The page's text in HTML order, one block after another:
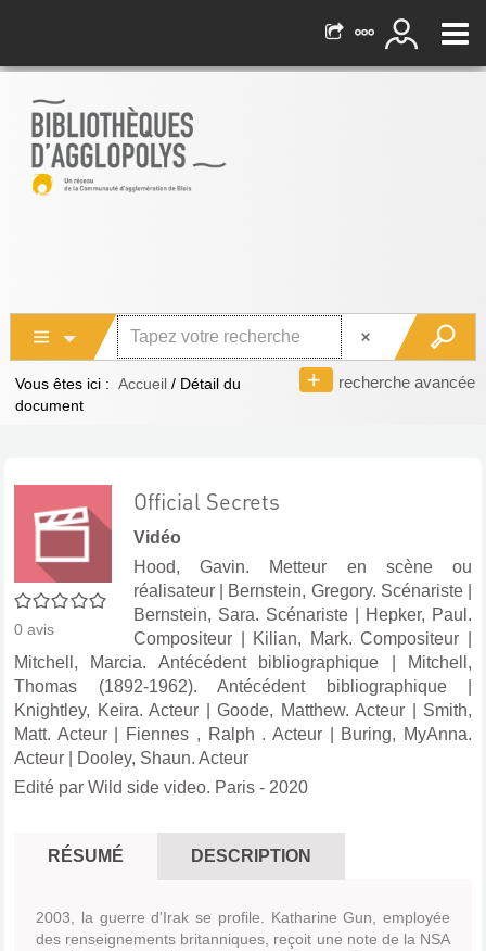
recherche avancée
Vous êtes ici : Accueil / Détail du
document
0/5
0 avis
Official Secrets
Vidéo
Hood, Gavin. Metteur en scène ou
réalisateur
Bernstein, Gregory. Scénariste|
Bernstein, Sara. Scénariste
Hepker, Paul.
Compositeur
Kilian, Mark. Compositeur
Mitchell, Marcia. Antécédent bibliographique
Mitchell,
Thomas (1892-1962). Antécédent bibliographique|
Knightley, Keira. Acteur
Goode, Matthew. Acteur
Smith,
Matt. Acteur| Fiennes , Ralph . Acteur| Buring, MyAnna.
Acteur
Dooley, Shaun. Acteur
Edité par Wild side video. Paris - 2020
RÉSUMÉ DESCRIPTION
2003, la guerre d'Irak se profile. Katharine Gun, employée
des renseignements britanniques, reçoit une note de la NSA